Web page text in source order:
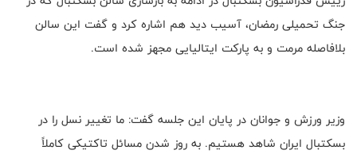
جنگ تحمیلی رمضان، آسیب دید هم اشاره کرد و گفت این سالن
بلافاصله مرمت و به پارکت ایتالیایی مجهز شده است.
وزیر ورزش و جوانان در پایان این جلسه گفت: ما تغییر نسل را در
بسکتبال ایران شاهد هستیم. به روز شدن مسائل تاکتیکی کاملاً